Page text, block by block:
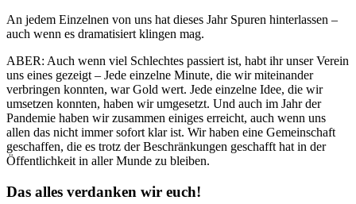
An jedem Einzelnen von uns hat dieses Jahr Spuren hinterlassen –
auch wenn es dramatisiert klingen mag.
ABER: Auch wenn viel Schlechtes passiert ist, habt ihr unser Verein
uns eines gezeigt – Jede einzelne Minute, die wir miteinander
verbringen konnten, war Gold wert. Jede einzelne Idee, die wir
umsetzen konnten, haben wir umgesetzt. Und auch im Jahr der
Pandemie haben wir zusammen einiges erreicht, auch wenn uns
allen das nicht immer sofort klar ist. Wir haben eine Gemeinschaft
geschaffen, die es trotz der Beschränkungen geschafft hat in der
Öffentlichkeit in aller Munde zu bleiben.
Das alles verdanken wir euch!